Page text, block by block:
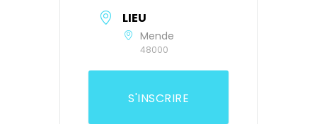
LIEU
Mende
48000
S'INSCRIRE